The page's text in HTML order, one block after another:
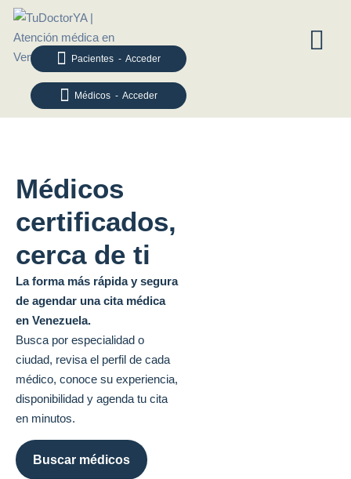
Médicos - Acceder
Pacientes - Acceder
Médicos
certificados,
cerca de ti
La forma más rápida y segura
de agendar una cita médica
en Venezuela.
Busca por especialidad o
ciudad, revisa el perfil de cada
médico, conoce su experiencia,
disponibilidad y agenda tu cita
en minutos.
Buscar médicos